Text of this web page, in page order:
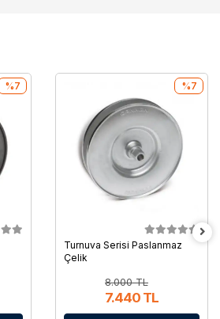
%7
Turnuva Serisi Paslanmaz
Çelik
8.000 TL
7.440 TL
%7